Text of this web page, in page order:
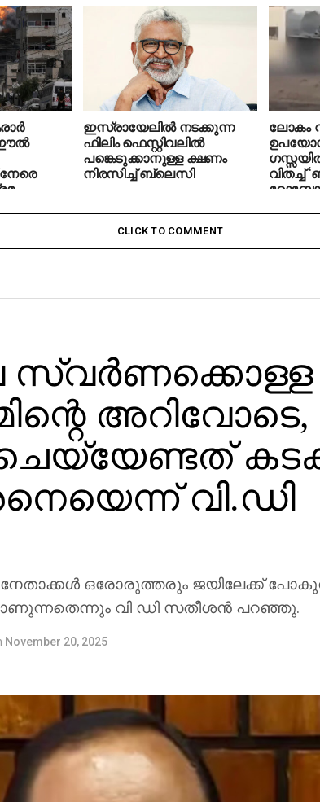
ഇസ്രായേലില്‍ നടക്കുന്ന
ഫിലിം ഫെസ്റ്റിവലില്‍
പങ്കെടുക്കാനുള്ള ക്ഷണം
നിരസിച്ച് ബ്ലെസി
ലോകം
വിതച്ച്
CLICK TO COMMENT
സ്വര്‍ണക്കൊള്ള
വി.ഡി
നേതാക്കള്‍ ഒരോരുത്തരും ജയിലേക്ക്
വി ഡി സതീശന്‍ പറഞ്ഞു.
November 20, 2025